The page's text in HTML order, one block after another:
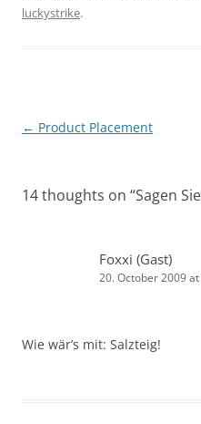
luckystrike.
Post
← Product Placement
14 thoughts on “Sagen
Foxxi (Gast)
20. October 2009
Wie wär’s mit: Salzteig!